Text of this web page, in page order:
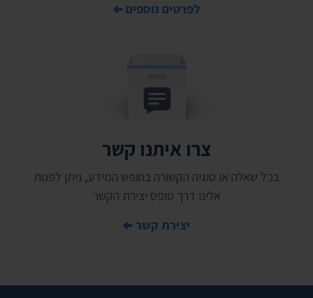
לפרטים נוספים
צרו איתנו קשר
בכל שאלה או סוגיה הקשורה בחופש המידע, ניתן לפנות
אלינו דרך טופס יצירת הקשר
יצירת קשר